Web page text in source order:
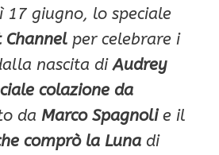
17 giugno, lo speciale
Channel per celebrare i
nascita diAudrey
colazione da
da Marco Spagnolie il
comprò la Luna di